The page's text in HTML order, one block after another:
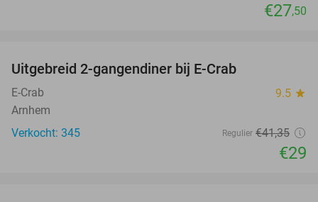
€27,50
Uitgebreid 2-gangendiner bij E-Crab
E-Crab 9.5 star
Arnhem
Verkocht: 345
Regulier €41,35
€29